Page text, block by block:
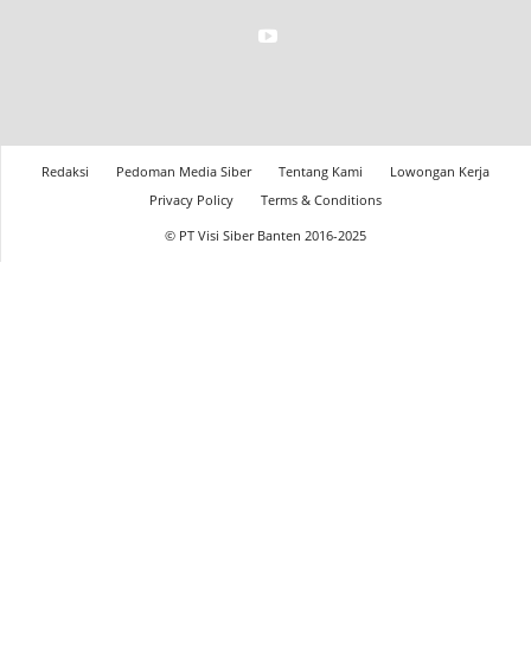
Redaksi Pedoman Media Siber Tentang Kami
Lowongan Kerja
Privacy Policy
Terms & Conditions
© PT Visi Siber Banten 2016-2025